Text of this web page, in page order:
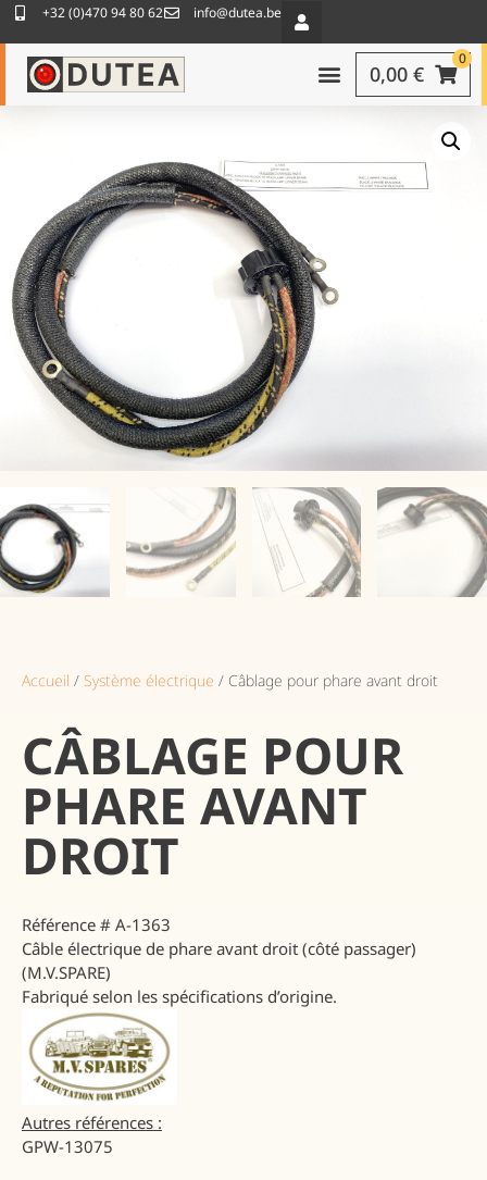
+32 (0)470 94 80 62 info@dutea.be
0
0,00 €
Accueil / Système électrique / Câblage pour phare avant droit
CÂBLAGE POUR
PHARE AVANT
DROIT
Référence # A-1363
Câble électrique de phare avant droit (côté passager)
(M.V.SPARE)
Fabriqué selon les spécifications d’origine.
Autres références :
GPW-13075